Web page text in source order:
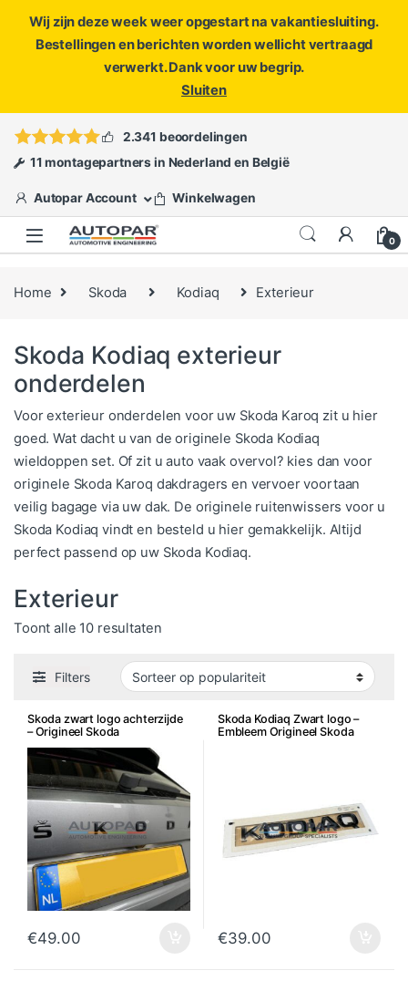
Wij zijn deze week weer opgestart na vakantiesluiting.
Bestellingen en berichten worden wellicht vertraagd
verwerkt. Dank voor uw begrip.
Sluiten
ofopen een ticket
2.341 beoordelingen
11 montagepartners in Nederland en België
Autopar Account Winkelwagen
0
Home Skoda Kodiaq Exterieur
Skoda Kodiaq exterieur
onderdelen
Voor exterieur onderdelen voor uw Skoda Karoq zit u hier
goed. Wat dacht u van de originele Skoda Kodiaq
wieldoppen set. Of zit u auto vaak overvol? kies dan voor
originele Skoda Karoq dakdragers en vervoer voortaan
veilig bagage via uw dak. De originele ruitenwissers voor u
Skoda Kodiaq vindt en besteld u hier gemakkelijk. Altijd
perfect passend op uw Skoda Kodiaq.
Exterieur
Toont alle 10 resultatenGesorteerd op populariteit
Filters
Skoda zwart logo achterzijde
– Origineel Skoda
€49.00
Skoda Kodiaq Zwart logo –
Embleem Origineel Skoda
€39.00